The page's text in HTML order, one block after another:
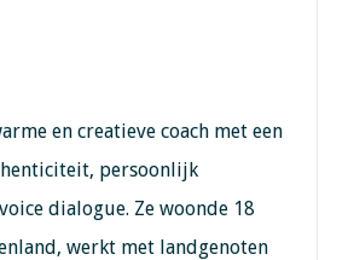
en creatieve coach met een
persoonlijk
dialogue. Ze woonde 18
werkt met landgenoten